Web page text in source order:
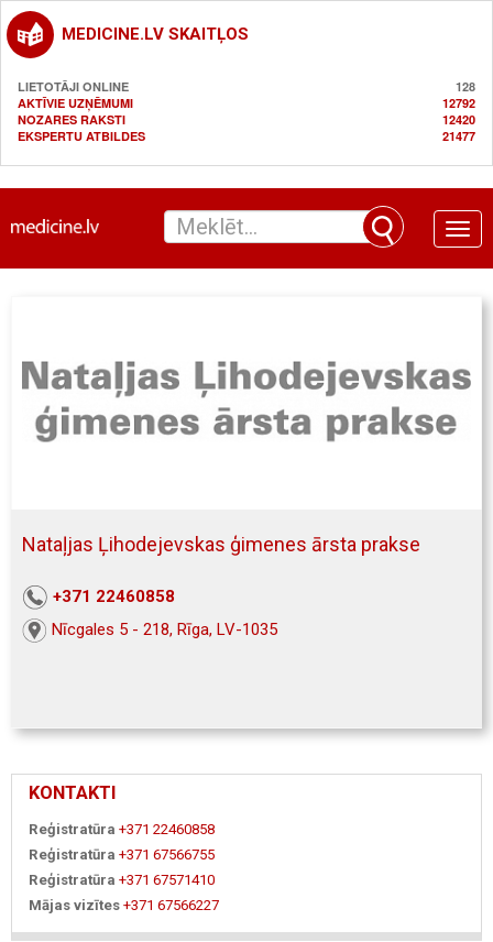
MEDICINE.LV SKAITĻOS
LIETOTĀJI ONLINE
128
AKTĪVIE UZŅĒMUMI
12792
NOZARES RAKSTI
12420
EKSPERTU ATBILDES
21477
Toggle
Nataļjas Ļihodejevskas ģimenes ārsta prakse
+371 22460858
Nīcgales 5 - 218, Rīga, LV-1035
KONTAKTI
Reģistratūra +371 22460858
Reģistratūra +371 67566755
Reģistratūra +371 67571410
Mājas vizītes +371 67566227